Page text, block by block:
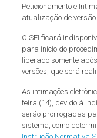
Peticionamento e
atualização de
O SEI ficará
para início do
liberado somente
versões, que será
As intimações
feira (14), devido à
serão prorrogadas
sistema, como